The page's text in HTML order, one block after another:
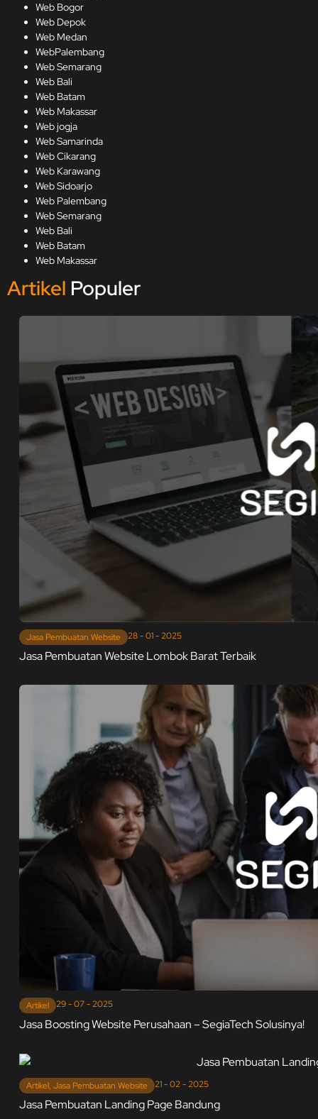
Web Bogor
Web Depok
Web Medan
WebPalembang
Web Semarang
Web Bali
Web Batam
Web Makassar
Web jogja
Web Samarinda
Web Cikarang
Web Karawang
Web Sidoarjo
Web Palembang
Web Semarang
Web Bali
Web Batam
Web Makassar
Artikel Populer
Jasa Pembuatan Website 28 - 01 - 2025
Jasa Pembuatan Website Lombok Barat Terbaik
Artikel 29 - 07 - 2025
Jasa Boosting Website Perusahaan – SegiaTech Solusinya!
Artikel, Jasa Pembuatan Website 21 - 02 - 2025
Jasa Pembuatan Landing Page Bandung